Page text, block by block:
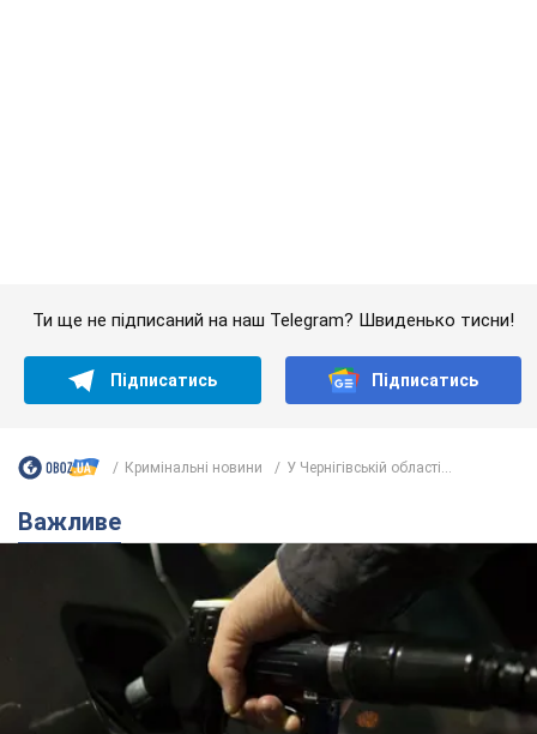
Ти ще не підписаний на наш Telegram? Швиденько тисни!
Підписатись Підписатись
Кримінальні новини У Чернігівській області...
Важливе